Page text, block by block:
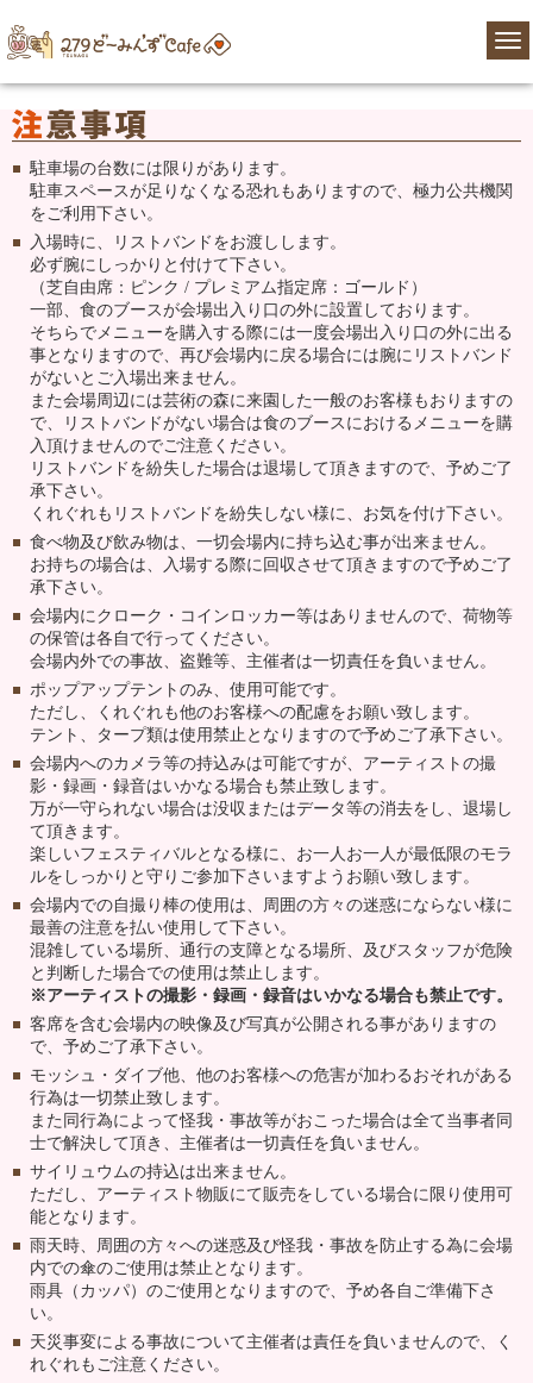
注
意
事
項
駐車場の台数には限りがあります。
駐車スペースが足りなくなる恐れもありますので、極力公共機関
をご利用下さい。
入場時に、リストバンドをお渡しします。
必ず腕にしっかりと付けて下さい。
（芝自由席：ピンク / プレミアム指定席：ゴールド）
一部、食のブースが会場出入り口の外に設置しております。
そちらでメニューを購入する際には一度会場出入り口の外に出る
事となりますので、再び会場内に戻る場合には腕にリストバンド
がないとご入場出来ません。
また会場周辺には芸術の森に来園した一般のお客様もおりますの
で、リストバンドがない場合は食のブースにおけるメニューを購
入頂けませんのでご注意ください。
リストバンドを紛失した場合は退場して頂きますので、予めご了
承下さい。
くれぐれもリストバンドを紛失しない様に、お気を付け下さい。
食べ物及び飲み物は、一切会場内に持ち込む事が出来ません。
お持ちの場合は、入場する際に回収させて頂きますので予めご了
承下さい。
会場内にクローク・コインロッカー等はありませんので、荷物等
の保管は各自で行ってください。
会場内外での事故、盗難等、主催者は一切責任を負いません。
ポップアップテントのみ、使用可能です。
ただし、くれぐれも他のお客様への配慮をお願い致します。
テント、タープ類は使用禁止となりますので予めご了承下さい。
会場内へのカメラ等の持込みは可能ですが、アーティストの撮
影・録画・録音はいかなる場合も禁止致します。
万が一守られない場合は没収またはデータ等の消去をし、退場し
て頂きます。
楽しいフェスティバルとなる様に、お一人お一人が最低限のモラ
ルをしっかりと守りご参加下さいますようお願い致します。
会場内での自撮り棒の使用は、周囲の方々の迷惑にならない様に
最善の注意を払い使用して下さい。
混雑している場所、通行の支障となる場所、及びスタッフが危険
と判断した場合での使用は禁止します。
※アーティストの撮影・録画・録音はいかなる場合も禁止です。
客席を含む会場内の映像及び写真が公開される事がありますの
で、予めご了承下さい。
モッシュ・ダイブ他、他のお客様への危害が加わるおそれがある
行為は一切禁止致します。
また同行為によって怪我・事故等がおこった場合は全て当事者同
士で解決して頂き、主催者は一切責任を負いません。
サイリュウムの持込は出来ません。
ただし、アーティスト物販にて販売をしている場合に限り使用可
能となります。
雨天時、周囲の方々への迷惑及び怪我・事故を防止する為に会場
内での傘のご使用は禁止となります。
雨具（カッパ）のご使用となりますので、予め各自ご準備下さ
い。
天災事変による事故について主催者は責任を負いませんので、く
れぐれもご注意ください。